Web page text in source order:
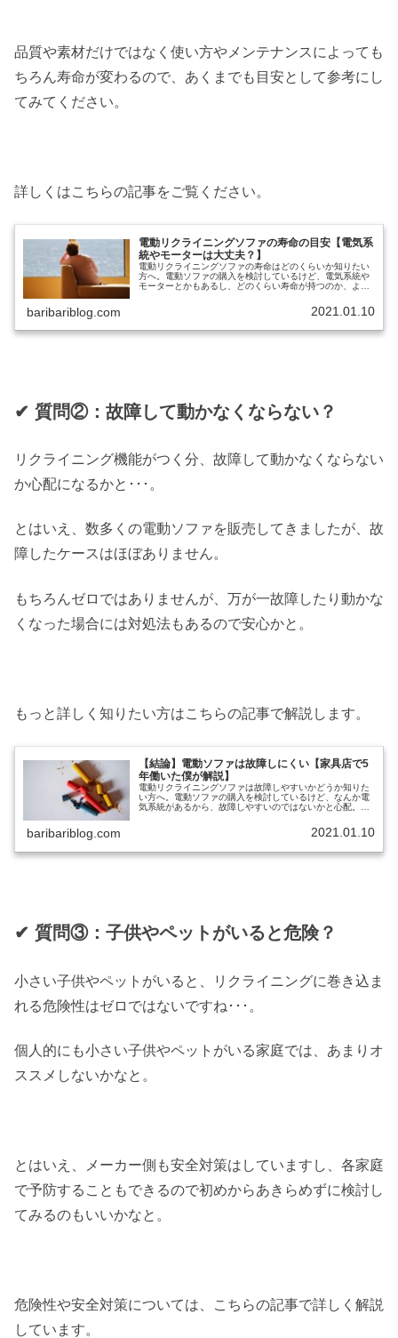
品質や素材だけではなく使い方やメンテナンスによっても
ちろん寿命が変わるので、あくまでも目安として参考にし
てみてください。
詳しくはこちらの記事をご覧ください。
電動リクライニングソファの寿命の目安【電気系
統やモーターは大丈夫？】
電動リクライニングソファの寿命はどのくらいか知りたい
方へ。電動ソファの購入を検討しているけど、電気系統や
モーターとかもあるし、どのくらい寿命が持つのか、よく
baribariblog.com 2021.01.10
✔︎ 質問②：故障して動かなくならない？
リクライニング機能がつく分、故障して動かなくならない
か心配になるかと･･･。
とはいえ、数多くの電動ソファを販売してきましたが、故
障したケースはほぼありません。
もちろんゼロではありませんが、万が一故障したり動かな
くなった場合には対処法もあるので安心かと。
もっと詳しく知りたい方はこちらの記事で解説します。
【結論】電動ソファは故障しにくい【家具店で5
年働いた僕が解説】
電動リクライニングソファは故障しやすいかどうか知りた
い方へ。電動ソファの購入を検討しているけど、なんか電
気系統があるから、故障しやすいのではないかと心配。あ
baribariblog.com 2021.01.10
✔︎ 質問③：子供やペットがいると危険？
小さい子供やペットがいると、リクライニングに巻き込ま
れる危険性はゼロではないですね･･･。
個人的にも小さい子供やペットがいる家庭では、あまりオ
ススメしないかなと。
とはいえ、メーカー側も安全対策はしていますし、各家庭
で予防することもできるので初めからあきらめずに検討し
てみるのもいいかなと。
危険性や安全対策については、こちらの記事で詳しく解説
しています。